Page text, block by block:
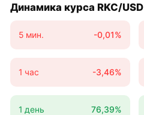
Динамика курса RKC/USD
5 мин. -0,01%
1 час -3,46%
1 день 76,39%